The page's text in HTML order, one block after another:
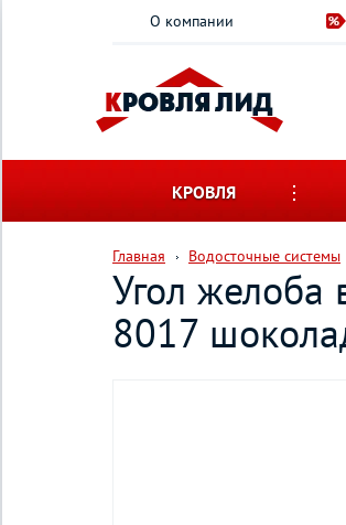
О компании
КРОВЛЯ
Главная Водосточные системы
Угол желоба
8017